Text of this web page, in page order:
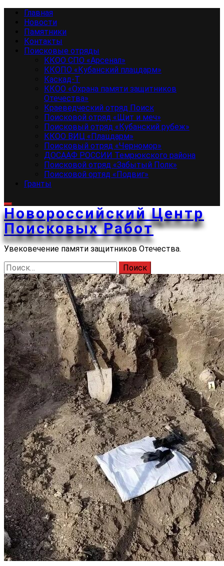
Перейти
содержимому
Основное
меню
Главная
Новости
Памятники
Контакты
Поисковые отряды
ККОО СПО «Арсенал»
ККОПО «Кубанский плацдарм»
Каскад-Т
ККОО «Охрана памяти защитников
Отечества»
Краеведческий отряд Поиск
Поисковой отряд «Щит и меч»
Поисковый отряд «Кубанский рубеж»
ККОО ВИЦ «Плацдарм»
Поисковый отряд «Черномор»
ДОСААФ РОССИИ Темрюкского района
Поисковой отряд «Забытый Полк»
Поисковой ортяд «Подвиг»
Гранты
Новороссийский Центр
Поисковых Работ
Увековечение памяти защитников Отечества.
Найти: